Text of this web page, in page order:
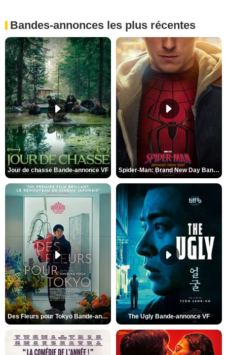
Bandes-annonces les plus récentes
Jour de chasse Bande-annonce VF Spider-Man: Brand New Day Bande-annonce (3) VO STFR
Des Fleurs pour Tokyo Bande-annonce VO STFR The Ugly Bande-annonce VF